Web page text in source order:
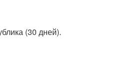
(30 дней).